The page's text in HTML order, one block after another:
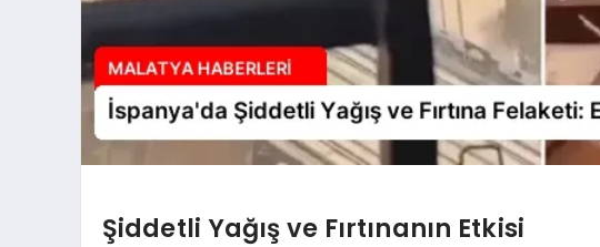
Şiddetli Yağış ve Fırtınanın Etkisi